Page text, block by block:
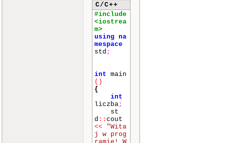
C/C++
#include
<iostrea
m>
using na
mespace
std ;
int main
()
{
int
liczba;
st
d :: cout
<<
"Wita
j w prog